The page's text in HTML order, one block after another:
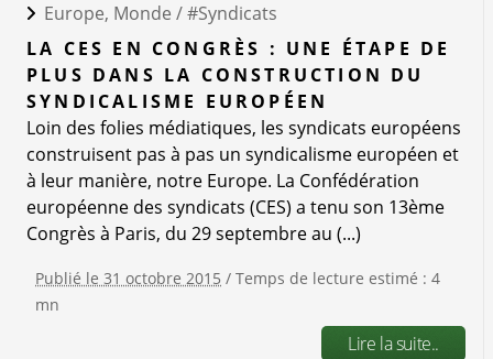
Europe, Monde /#Syndicats
LA CES EN CONGRÈS : UNE ÉTAPE DE
PLUS DANS LA CONSTRUCTION DU
SYNDICALISME EUROPÉEN
Loin des folies médiatiques, les syndicats européens
construisent pas à pas un syndicalisme européen et
à leur manière, notre Europe. La Confédération
européenne des syndicats (CES) a tenu son 13ème
Congrès à Paris, du 29 septembre au (...)
Publié le 31 octobre 2015 / Temps de lecture estimé : 4
mn
Lire la suite..